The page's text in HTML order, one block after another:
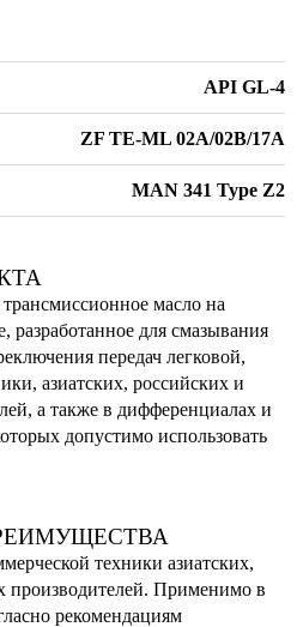
API GL-4
ZF TE-ML 02А/02В/17А
MAN 341 Type Z2
масло на
разработанное для смазывания
передач легковой,
азиатских, российских и
а также в дифференциалах и
допустимо использовать
техники азиатских,
производителей. Применимо в
рекомендациям